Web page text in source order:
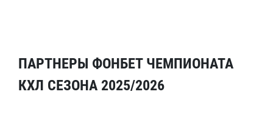
ПАРТНЕРЫ ФОНБЕТ ЧЕМПИОНАТА
КХЛ СЕЗОНА 2025/2026